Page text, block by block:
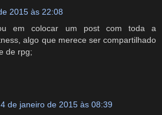
2015 às 22:08
em colocar um post com toda a
algo que merece ser compartilhado
de rpg;
4 de janeiro de 2015 às 08:39